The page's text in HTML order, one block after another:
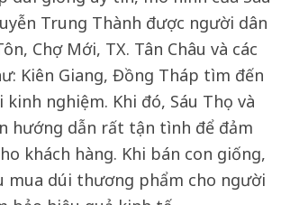
Trung Thành được người dân
Chợ Mới, TX. Tân Châu và các
Kiên Giang, Đồng Tháp tìm đến
kinh nghiệm. Khi đó, Sáu Thọ và
hướng dẫn rất tận tình để đảm
khách hàng. Khi bán con giống,
mua dúi thương phẩm cho người